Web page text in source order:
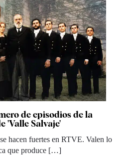
de episodios de la
'Valle Salvaje'
hacen fuertes en RTVE. Valen lo
que produce […]